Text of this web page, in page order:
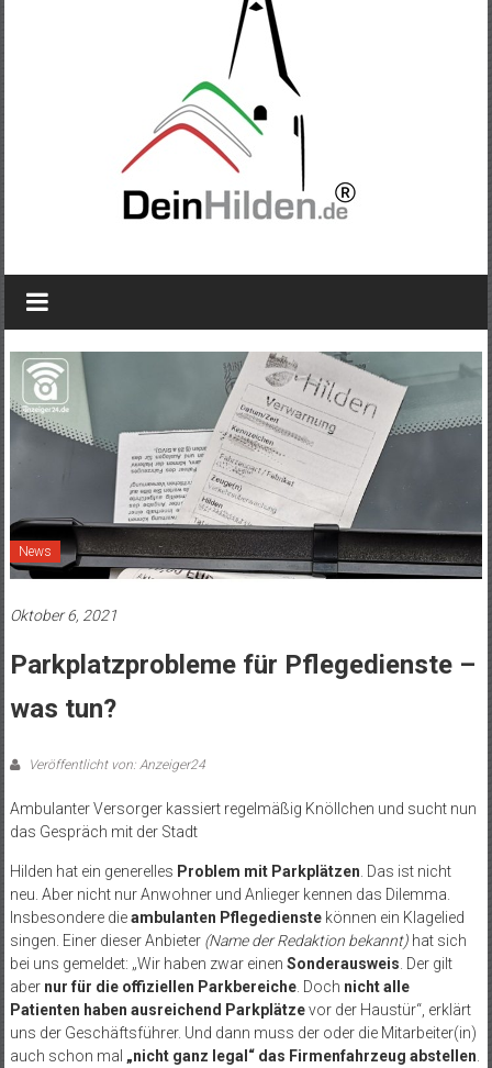
News
Oktober 6, 2021
Parkplatzprobleme für Pflegedienste –
was tun?
Veröffentlicht von: Anzeiger24
Ambulanter Versorger kassiert regelmäßig Knöllchen und sucht nun
das Gespräch mit der Stadt
Hilden hat ein generelles Problem mit Parkplätzen . Das ist nicht
neu. Aber nicht nur Anwohner und Anlieger kennen das Dilemma.
Insbesondere dieambulanten Pflegedienstekönnen ein Klagelied
singen. Einer dieser Anbieter (Name der Redaktion bekannt)hat sich
bei uns gemeldet: „Wir haben zwar einen Sonderausweis . Der gilt
aber nur für die offiziellen Parkbereiche. Doch nicht alle
Patienten haben ausreichend Parkplätzevor der Haustür“, erklärt
uns der Geschäftsführer. Und dann muss der oder die Mitarbeiter(in)
auch schon mal „nicht ganz legal“ das Firmenfahrzeug abstellen